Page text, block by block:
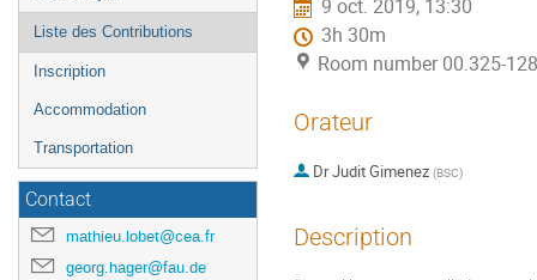
l'événement
Liste des Contributions
Inscription
Accommodation
Transportation
Contact
mathieu.lobet@cea.fr
georg.hager@fau.de
9 oct. 2019, 13:30
3h 30m
Room number 00.325-
Orateur
DrJudit Gimenez (BSC)
Description